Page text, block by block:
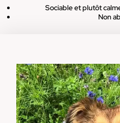
Sociable et plutôt
Non